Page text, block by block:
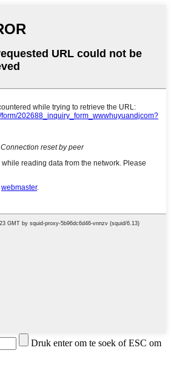
Druk enter om te soek of ESC om